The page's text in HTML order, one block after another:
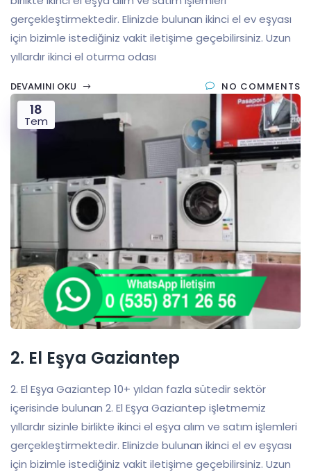
gerçekleştirmektedir. Elinizde bulunan ikinci el ev eşyası
için bizimle istediğiniz vakit iletişime geçebilirsiniz. Uzun
yıllardır ikinci el oturma odası
DEVAMINI OKU NO COMMENTS
18
Tem
2. El Eşya Gaziantep
2. El Eşya Gaziantep 10+ yıldan fazla sütedir sektör
içerisinde bulunan 2. El Eşya Gaziantep işletmemiz
yıllardır sizinle birlikte ikinci el eşya alım ve satım işlemleri
gerçekleştirmektedir. Elinizde bulunan ikinci el ev eşyası
için bizimle istediğiniz vakit iletişime geçebilirsiniz. Uzun